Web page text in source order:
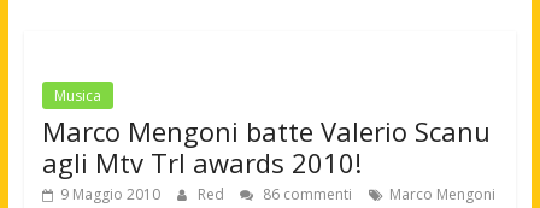
Musica
Marco Mengoni batte Valerio Scanu
agli Mtv Trl awards 2010!
9 Maggio 2010 Red 86 commenti
Marco Mengoni